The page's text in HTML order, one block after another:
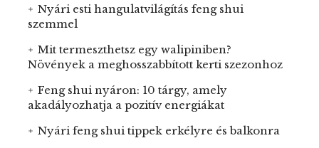
Nyári esti hangulatvilágítás feng shui
szemmel
Mit termeszthetsz egy walipiniben?
Növények a meghosszabbított kerti szezonhoz
Feng shui nyáron: 10 tárgy, amely
akadályozhatja a pozitív energiákat
Nyári feng shui tippek erkélyre és balkonra